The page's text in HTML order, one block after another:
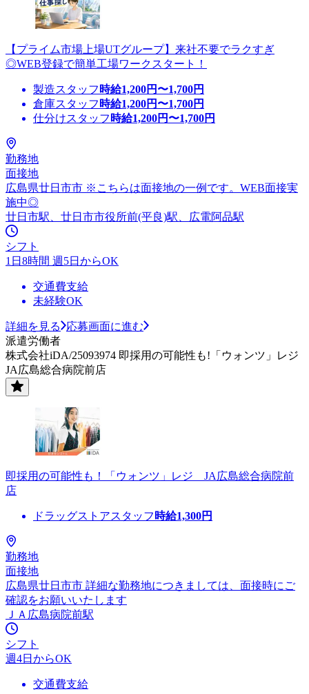
【プライム市場上場UTグループ】来社不要でラクすぎ
◎WEB登録で簡単工場ワークスタート！
製造スタッフ 時給1,200円〜1,700円
倉庫スタッフ 時給1,200円〜1,700円
仕分けスタッフ 時給1,200円〜1,700円
勤務地
面接地
広島県廿日市市 ※こちらは面接地の一例です。WEB面接実
施中◎
廿日市駅、廿日市市役所前(平良)駅、広電阿品駅
シフト
1日8時間 週5日からOK
交通費支給
未経験OK
詳細を見る
応募画面に進む
派遣労働者
株式会社iDA/25093974 即採用の可能性も!「ウォンツ」レジ
JA広島総合病院前店
即採用の可能性も！「ウォンツ」レジ JA広島総合病院前
店
ドラッグストアスタッフ 時給1,300円
勤務地
面接地
広島県廿日市市 詳細な勤務地につきましては、面接時にご
確認をお願いいたします
ＪＡ広島病院前駅
シフト
週4日からOK
交通費支給